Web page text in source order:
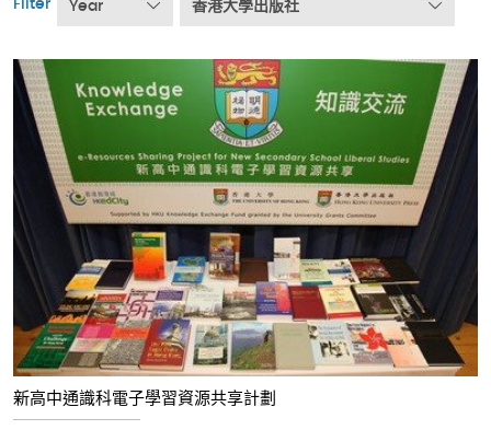
Filter Year 香港大學出版社
新高中通識科電子學習資源共享計劃